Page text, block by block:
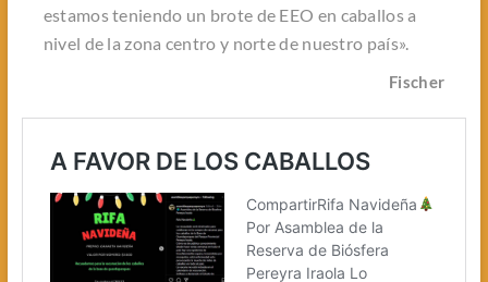
estamos teniendo un brote de EEO en caballos a
nivel de la zona centro y norte de nuestro país».
Fischer